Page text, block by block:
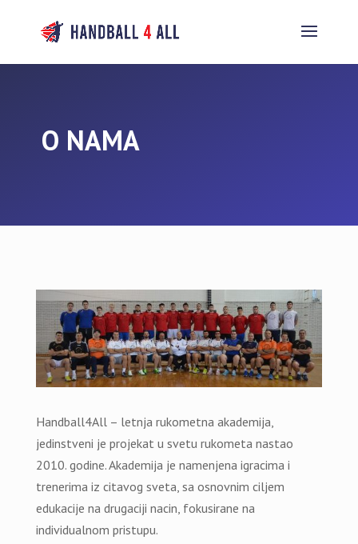
O NAMA
Handball4All – letnja rukometna akademija,
jedinstveni je projekat u svetu rukometa nastao
2010. godine. Akademija je namenjena igracima i
trenerima iz citavog sveta, sa osnovnim ciljem
edukacije na drugaciji nacin, fokusirane na
individualnom pristupu.